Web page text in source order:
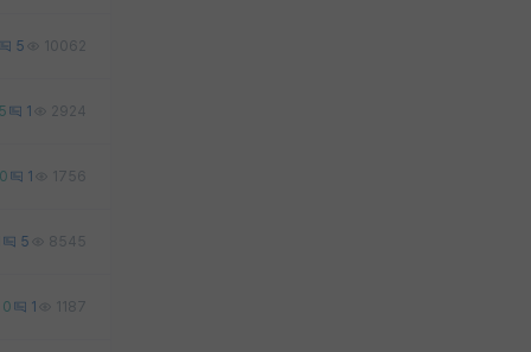
5 10062
5 1 2924
0 1 1756
5 8545
0 1 1187